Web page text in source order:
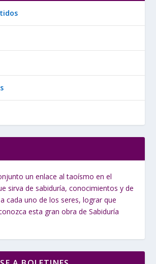
un enlace al taoísmo en el
sirva de sabiduría, conocimientos y de
cada uno de los seres, lograr que
esta gran obra de Sabiduría